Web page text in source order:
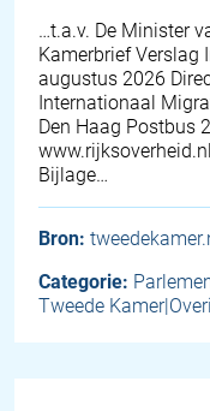
…t.a.v. De Minister
Kamerbrief Verslag
augustus 2026
Internationaal
Den Haag Postbus
Bijlage…
Bron:
Categorie:
Tweede